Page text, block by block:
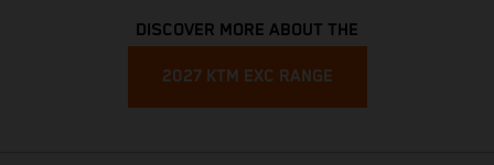
DISCOVER MORE ABOUT THE
2027 KTM EXC RANGE